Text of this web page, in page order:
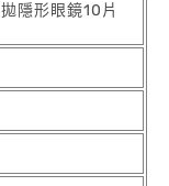
隱形眼鏡10片